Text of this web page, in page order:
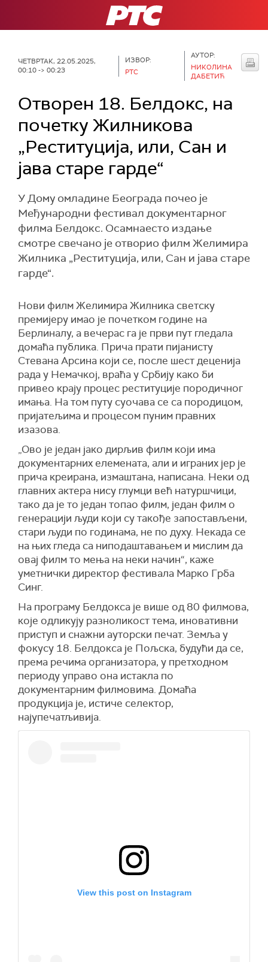
РТС
ЧЕТВРТАК, 22.05.2025,
00:10 -> 00:23
ИЗВОР:
РТС
АУТОР:
НИКОЛИНА
ДАБЕТИЋ
Отворен 18. Белдокс, на
почетку Жилникова
„Реституција, или, Сан и
јава старе гарде“
У Дому омладине Београда почео је
Међународни фестивал документарног
филма Белдокс. Осамнаесто издање
смотре свечано је отворио филм Желимира
Жилника „Реституција, или, Сан и јава старе
гарде“.
Нови филм Желимира Жилника светску
премијеру имао је почетком године на
Берлиналу, а вечерас га је први пут гледала
домаћа публика. Прича прати пијанисту
Стевана Арсина који се, после шест деценија
рада у Немачкој, враћа у Србију како би
привео крају процес реституције породичног
имања. На том путу суочава се са породицом,
пријатељима и процесом пуним правних
изазова.
„Ово је један јако дирљив филм који има
документарних елемената, али и играних јер је
прича креирана, измаштана, написана. Неки од
главних актера нису глумци већ натуршчици,
тако да је то један топао филм, један филм о
генерацији људи који су такође запостављени,
стари људи по годинама, не по духу. Некада се
на њих гледа са ниподаштавањем и мислим да
овај филм то мења на неки начин“, каже
уметнички директор фестивала Марко Грба
Синг.
На програму Белдокса је више од 80 филмова,
које одликују разноликост тема, иновативни
приступ и снажни ауторски печат. Земља у
фокусу 18. Белдокса је Пољска, будући да се,
према речима организатора, у претходном
периоду управо она истакла по
документарним филмовима. Домаћа
продукција је, истиче селектор,
најупечатљивија.
View this post on Instagram